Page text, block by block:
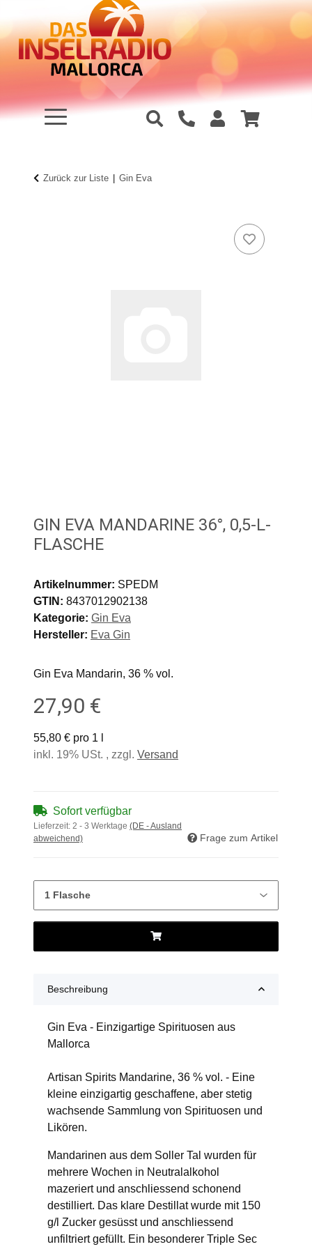
Zurück zur Liste Gin Eva
GIN EVA MANDARINE 36°, 0,5-L-
FLASCHE
Artikelnummer: SPEDM
GTIN: 8437012902138
Kategorie: Gin Eva
Hersteller: Eva Gin
Gin Eva Mandarin, 36 % vol.
27,90 €
55,80 € pro 1 l
inkl. 19% USt. , zzgl. Versand
Sofort verfügbar
Lieferzeit: 2 - 3 Werktage (DE - Ausland
abweichend)
Frage zum Artikel
Beschreibung
Gin Eva - Einzigartige Spirituosen aus
Mallorca
Artisan Spirits Mandarine, 36 % vol. - Eine
kleine einzigartig geschaffene, aber stetig
wachsende Sammlung von Spirituosen und
Likören.
Mandarinen aus dem Soller Tal wurden für
mehrere Wochen in Neutralalkohol
mazeriert und anschliessend schonend
destilliert. Das klare Destillat wurde mit 150
g/l Zucker gesüsst und anschliessend
unfiltriert gefüllt. Ein besonderer Triple Sec